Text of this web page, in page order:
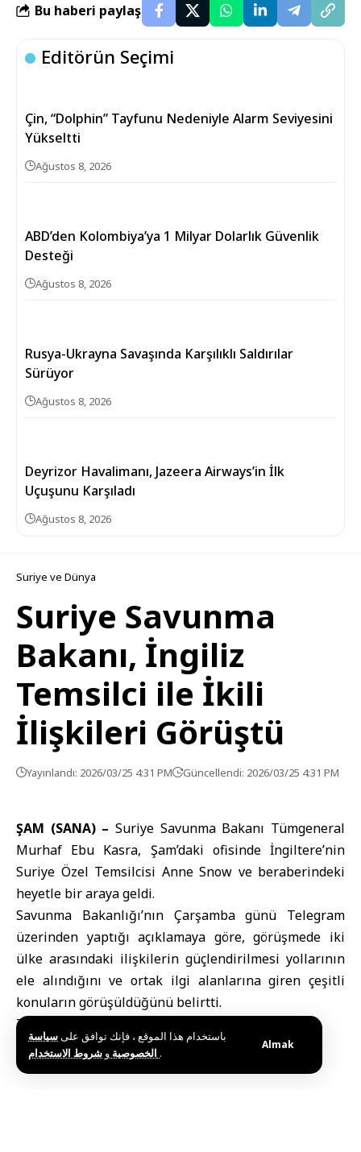
باستخدام هذا الموقع ، فإنك توافق علىسياسة
الخصوصية و .
Almak
Bu haberi paylaş
Editörün Seçimi
Çin, “Dolphin” Tayfunu Nedeniyle Alarm Seviyesini
Yükseltti
Ağustos 8, 2026
ABD’den Kolombiya’ya 1 Milyar Dolarlık Güvenlik
Desteği
Ağustos 8, 2026
Rusya-Ukrayna Savaşında Karşılıklı Saldırılar
Sürüyor
Ağustos 8, 2026
Deyrizor Havalimanı, Jazeera Airways’in İlk
Uçuşunu Karşıladı
Ağustos 8, 2026
Suriye ve Dünya
Suriye Savunma
Bakanı, İngiliz
Temsilci ile İkili
İlişkileri Görüştü
Yayınlandı: 2026/03/25 4:31 PM Güncellendi: 2026/03/25 4:31 PM
ŞAM (SANA) – Suriye Savunma Bakanı Tümgeneral
Murhaf Ebu Kasra, Şam’daki ofisinde İngiltere’nin
Suriye Özel Temsilcisi Anne Snow ve beraberindeki
heyetle bir araya geldi.
Savunma Bakanlığı’nın Çarşamba günü Telegram
üzerinden yaptığı açıklamaya göre, görüşmede iki
ülke arasındaki ilişkilerin güçlendirilmesi yollarının
ele alındığını ve ortak ilgi alanlarına giren çeşitli
konuların görüşüldüğünü belirtti.
T.K